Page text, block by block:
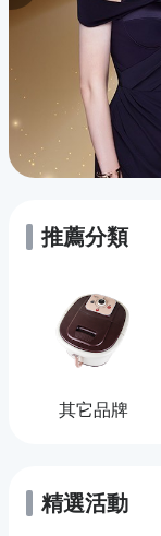
推薦分類
其它品牌
精選活動